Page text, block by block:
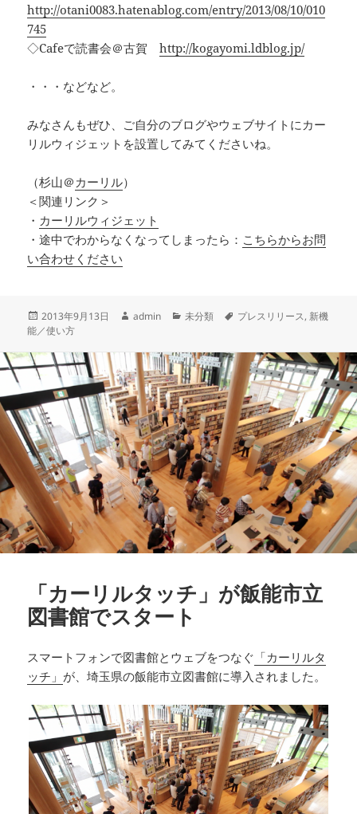
http://otani0083.hatenablog.com/entry/2013/08/10/010
745
◇Cafeで読書会＠古賀http://kogayomi.ldblog.jp/
・・・などなど。
みなさんもぜひ、ご自分のブログやウェブサイトにカー
リルウィジェットを設置してみてくださいね。
（杉山＠ カーリル）
＜関連リンク＞
・ カーリルウィジェット
・途中でわからなくなってしまったら： こちらからお問
い合わせください
投
稿
2013年9月13日
作
admin
カ
リ
ー
未分類
タ
プレスリリース, 新機
能／使い方
「カーリルタッチ」が飯能市立
図書館でスタート
スマートフォンで図書館とウェブをつなぐ 「カーリルタ
ッチ」 が、埼玉県の飯能市立図書館に導入されました。